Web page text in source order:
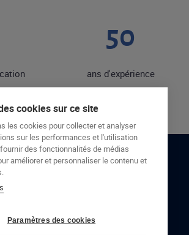
50
ans d'expérience
RESTONS EN CONTACT
cookies sur ce site
les cookies pour collecter et analyser
sur les performances et l'utilisation
des fonctionnalités de médias
améliorer et personnaliser le contenu et
Paramètres des cookies